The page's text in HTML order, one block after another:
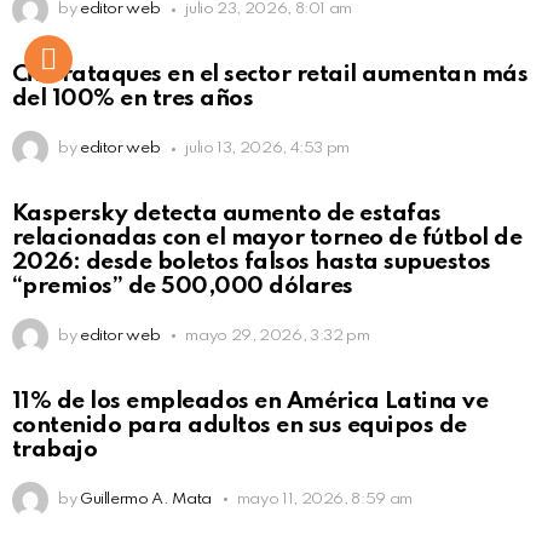
by editor web julio 23, 2026, 8:01 am
Ciberataques en el sector retail aumentan más
del 100% en tres años
by editor web julio 13, 2026, 4:53 pm
Kaspersky detecta aumento de estafas
relacionadas con el mayor torneo de fútbol de
2026: desde boletos falsos hasta supuestos
“premios” de 500,000 dólares
by editor web mayo 29, 2026, 3:32 pm
11% de los empleados en América Latina ve
contenido para adultos en sus equipos de
trabajo
by Guillermo A. Mata mayo 11, 2026, 8:59 am